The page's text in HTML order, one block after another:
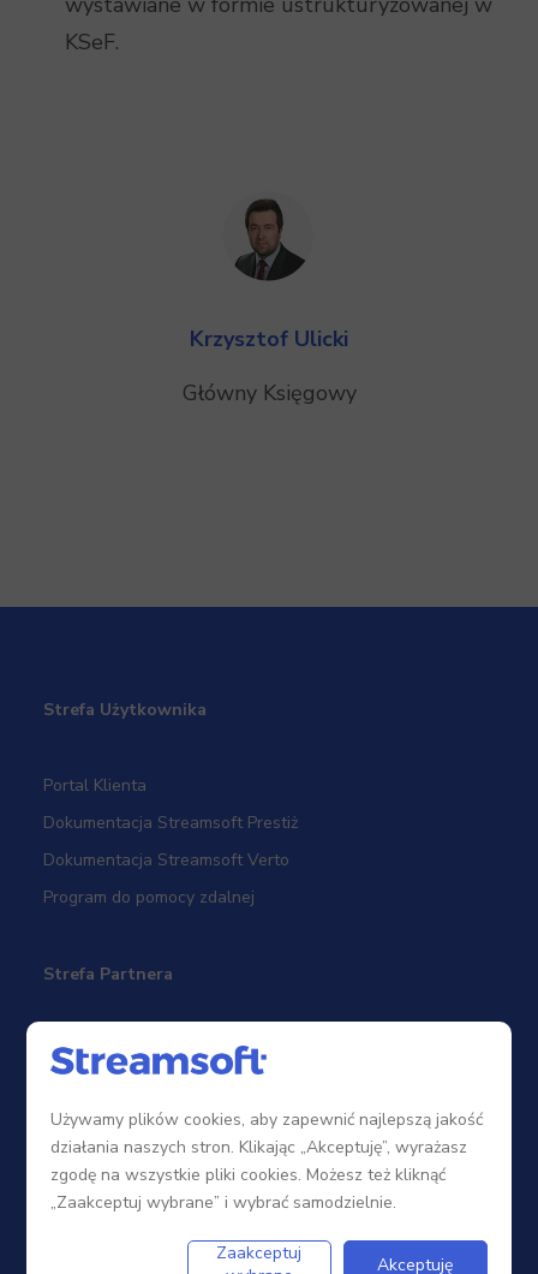
KSeF.
Krzysztof Ulicki
Główny Księgowy
Strefa Użytkownika
Portal Klienta
Dokumentacja Streamsoft Prestiż
Dokumentacja Streamsoft Verto
Program do pomocy zdalnej
Strefa Partnera
Sieć sprzedaży
Szkolenia
Używamy plików cookies, aby zapewnić najlepszą jakość
działania naszych stron. Klikając „Akceptuję”, wyrażasz
zgodę na wszystkie pliki cookies. Możesz też kliknąć
„Zaakceptuj wybrane” i wybrać samodzielnie.
Zaakceptuj
Akceptuję